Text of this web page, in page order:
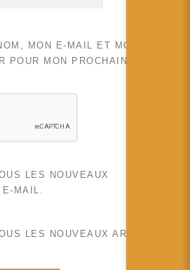
MON E-MAIL ET MON SITE
POUR MON PROCHAIN
LES NOUVEAUX
MAIL.
LES NOUVEAUX ARTICLES